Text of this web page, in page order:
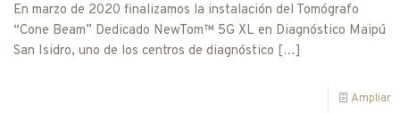
En marzo de 2020 finalizamos la instalación del Tomógrafo
“Cone Beam” Dedicado NewTom™ 5G XL en Diagnóstico Maipú
San Isidro, uno de los centros de diagnóstico […]
Ampliar